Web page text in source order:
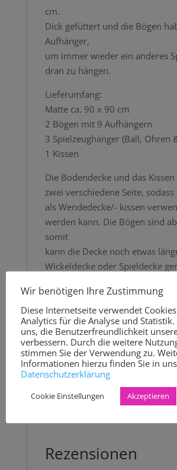
cm.
Dick gefüttert und die Bögen
Aufhänger,
um immer wieder ein anderes
dran zu hängen.
Lieferumfang:
Matte ca. 90 x 90 cm
2 Bögen mit 9 Aufhängern
3 Spielzeughänger (Ball, Ohren
1 Kissen
Die Bodendecke und das
zwei verschiedene Seite, sodass
als Wendedecke/- kissen
werden kann. Die Bögen sind
somit
kann die Decke noch etwas
Wickeldecke oder Spieldecke
Material:
100 % Baumwolle und
100 % Minky Fleece
Beides Öko-Tex Standard
Pflege:
Waschbar bei 40°C
Nicht trocknergeeignet!
Rezensionen
Wir benötigen Ihre Zustimmung
Diese Internetseite verwendet
Analytics für die Analyse und
uns, die Benutzerfreundlichkeit
verbessern. Durch die weitere
stimmen Sie der Verwendung zu.
Informationen hierzu finden Sie in
Datenschutzerklärung
Cookie Einstellungen Akzeptieren